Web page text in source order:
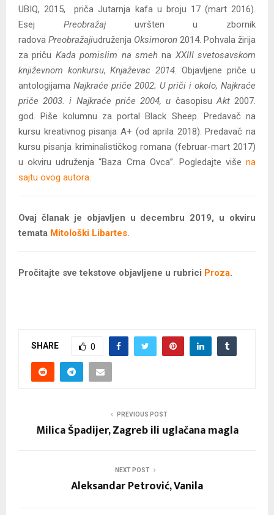
UBIQ, 2015, priča Jutarnja kafa u broju 17 (mart 2016).
Esej Preobražajuvršten u zbornik
radova Preobražajiudruženja Oksimoron 2014. Pohvala žirija
za priču Kada pomislim na smeh na XXIII svetosavskom
književnom konkursu, Knjaževac 2014. Objavljene priče u
antologijamaNajkraće priče 2002; U priči i okolo, Najkraće
priče 2003. i Najkraće priče 2004, u časopisuAkt2007.
god. Piše kolumnu za portal Black Sheep. Predavač na
kursu kreativnog pisanja A+ (od aprila 2018). Predavač na
kursu pisanja kriminalističkog romana (februar-mart 2017)
u okviru udruženja “Baza Crna Ovca”. Pogledajte više na
sajtu ovog autora.
Ovaj članak je objavljen u decembru 2019, u okviru
temata Mitološki Libartes.
Pročitajte sve tekstove objavljene u rubrici Proza.
SHARE 0
PREVIOUS POST
Milica Špadijer, Zagreb ili uglačana magla
NEXT POST
Aleksandar Petrović, Vanila